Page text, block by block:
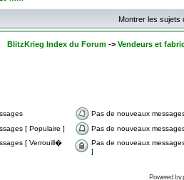
Montrer les sujets
BlitzKrieg Index du Forum -> Vendeurs et
Pas de nouveaux
[ Populaire ]
Pas de nouveaux
[ Verrouill�
Pas de nouveaux
]
Powered by